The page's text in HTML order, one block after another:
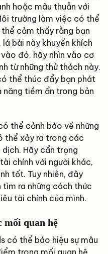
hoặc mâu thuẫn với
trường làm việc có thể
cảm thấy rằng bạn
bài này khuyến khích
đó, hãy nhìn vào cơ
từ những thử thách này.
thể thúc đẩy bạn phát
năng tiềm ẩn trong bản
thể cảnh báo về những
thể xảy ra trong các
Hãy cẩn trọng
chính với người khác,
tốt. Tuy nhiên, đây
ra những cách thức
tài chính của mình.
mối quan hệ
có thể báo hiệu sự mâu
trong mối quan hệ.